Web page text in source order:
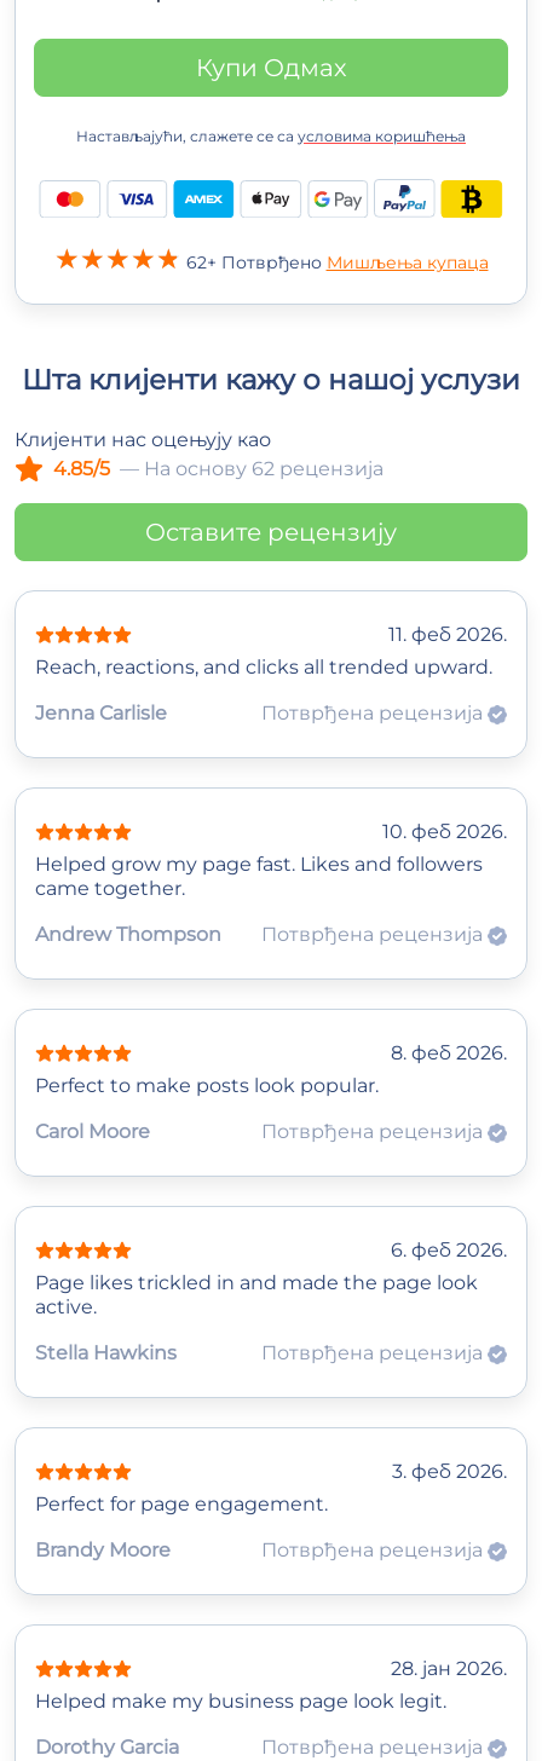
Купи Одмах
Настављајући, слажете се са условима коришћења
62+ Потврђено Мишљења купаца
Шта клијенти кажу о нашој услузи
Клијенти нас оцењују као
4.85/5 — На основу 62 рецензија
Оставите рецензију
11. феб 2026.
Reach, reactions, and clicks all trended upward.
Jenna Carlisle
Потврђена рецензија
10. феб 2026.
Helped grow my page fast. Likes and followers
came together.
Andrew Thompson
Потврђена рецензија
8. феб 2026.
Perfect to make posts look popular.
Carol Moore
Потврђена рецензија
6. феб 2026.
Page likes trickled in and made the page look
active.
Stella Hawkins
Потврђена рецензија
3. феб 2026.
Perfect for page engagement.
Brandy Moore
Потврђена рецензија
28. јан 2026.
Helped make my business page look legit.
Dorothy Garcia
Потврђена рецензија